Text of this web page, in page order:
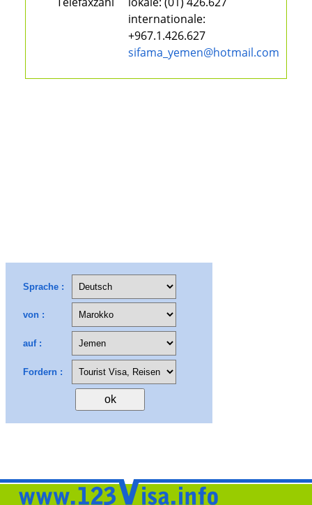
internationale:
+967.1.426.627
sifama_yemen@hotmail.com